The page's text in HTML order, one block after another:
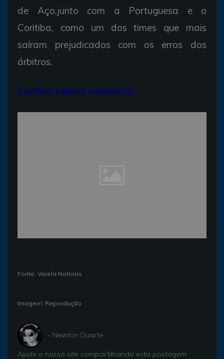
de Aço,junto com a Portuguesa e o
Coritiba, como um dos times que mais
saíram prejudicados com os erros dos
árbitros.
Confira tabela completa:
Fonte: Varela Notícias
Imagem: Reprodução
- Newton Duarte
Ajude o nosso site compartilhando esta postagem